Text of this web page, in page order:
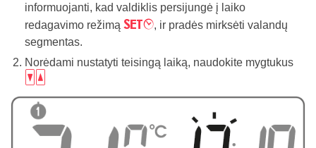
informuojanti, kad valdiklis persijungė į laiko
redagavimo režimą y, ir pradės mirksėti valandų
segmentas.
Norėdami nustatyti teisingą laiką, naudokite mygtukus
bc